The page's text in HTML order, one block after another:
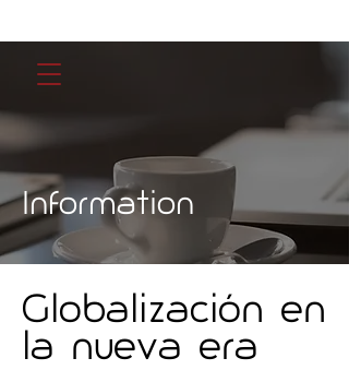
Information
Globalización en
la nueva era